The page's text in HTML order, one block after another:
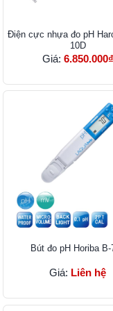
Điện cực nhựa đo pH
10D
Giá: 6.850.000₫
Bút đo pH Horiba B-
Giá: Liên hệ